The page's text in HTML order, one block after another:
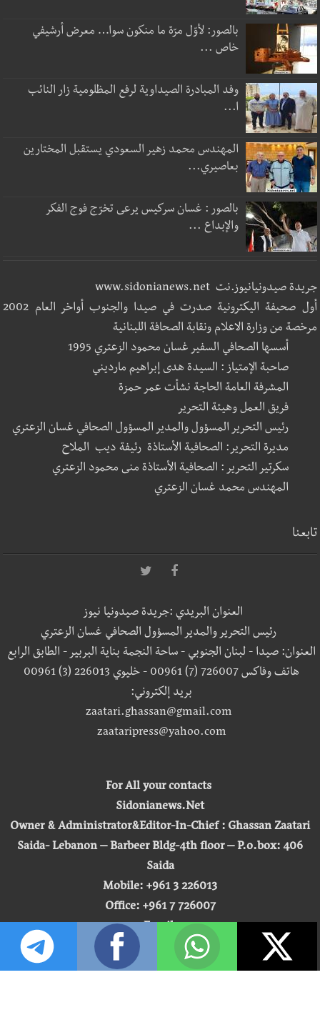
بالصور: لأوّل مرّة ما منكون سوا… معرض أرشيفي
خاص ...
وفد المبادرة الصيداوية لرفع المظلومية زار النائب
ا...
المهندس محمد زهير السعودي يستقبل المختارين
بعاصيري...
بالصور : غسان سركيس يرعى تخرّج فوج الفكر
والإبداع ...
جريدة صيدونيانيوز.نت www.sidonianews.net
أول صحيفة اليكترونية صدرت في صيدا والجنوب أواخر العام 2002
مرخصة من وزارة الاعلام ونقابة الصحافة اللبنانية
أسسها الصحافي السفير غسان محمود الزعتري 1995
صاحبة الإمتياز : السيدة هدى إبراهيم مارديني
المشرفة العامة الحاجة نشأت عمر حمزة
فريق العمل وهيئة التحرير
رئيس التحرير المسؤول والمدير المسؤول الصحافي غسان الزعتري
مديرة التحرير: الصحافية الأستاذة رئيفة ديب الملاح
سكرتير التحرير : الصحافية الأستاذة منى محمود الزعتري
المهندس محمد غسان الزعتري
تابعنا
العنوان البريدي :جريدة صيدونيا نيوز
رئيس التحرير والمدير المسؤول الصحافي غسان الزعتري
العنوان: صيدا - لبنان الجنوبي - ساحة النجمة بناية البربير - الطابق الرابع
هاتف وفاكس 726007 (7) 00961 - خليوي 226013 (3) 00961
بريد إلكتروني:
zaatari.ghassan@gmail.com
zaataripress@yahoo.com
For All your contacts
Sidonianews.Net
Owner & Administrator&Editor-In-Chief : Ghassan Zaatari
Saida- Lebanon – Barbeer Bldg-4th floor – P.o.box: 406
Saida
Mobile: +961 3 226013
Office: +961 7 726007
zaatari.ghassan@gmail.com
zaataripress@yahoo.com